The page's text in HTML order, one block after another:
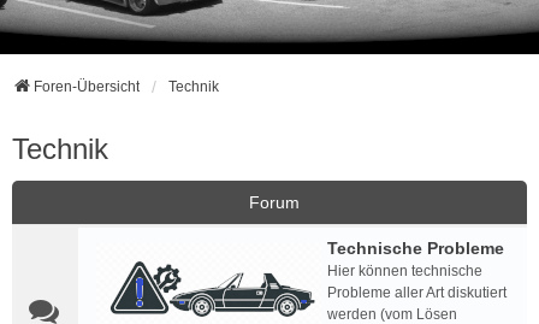
Foren-Übersicht Technik
Technik
Forum
Technische Probleme
Hier können technische
Probleme aller Art diskutiert
werden (vom Lösen